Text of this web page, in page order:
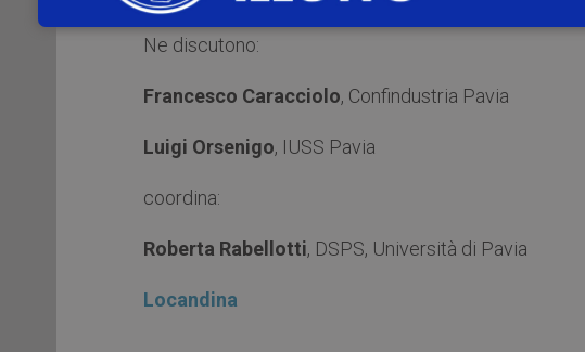
Ne discutono:
Francesco Caracciolo, Confindustria Pavia
Luigi Orsenigo, IUSS Pavia
coordina:
Roberta Rabellotti, DSPS, Università di Pavia
Locandina